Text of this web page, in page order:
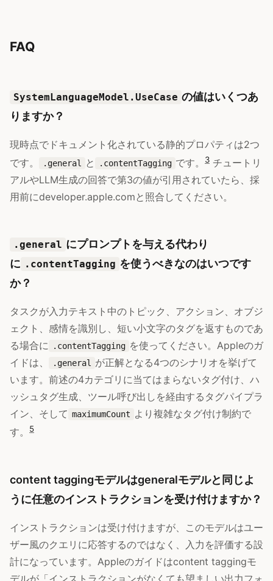
FAQ
SystemLanguageModel.UseCase の値はいくつあ
りますか？
現時点でドキュメント化されている静的プロパティは2つ
です。
.general と .contentTagging です。 3 チュートリ
アルやLLM生成の回答で第3の値が引用されていたら、採
用前にdeveloper.apple.comと照合してください。
.general にプロンプトを与える代わり
に .contentTagging を使うべきなのはいつです
か？
タスクが入力テキスト中のトピック、アクション、オブジ
ェクト、感情を識別し、短い小文字のタグを返すものであ
る場合に
.contentTagging を使ってください。Appleのガ
イドは、
.general が正解となる4つのシナリオを挙げて
います。前述の4カテゴリに当てはまらないタグ付け、ハ
ッシュタグ生成、ツール呼び出しを経由するタグパイプラ
イン、そして maximumCount より複雑なタグ付け制約で
す。
5
content taggingモデルはgeneralモデルと同じよ
うに任意のインストラクションを受け付けますか？
インストラクションは受け付けますが、このモデルはユー
ザー風のクエリに応答するのではなく、入力を評価する設
計になっています。Appleのガイドはcontent taggingモ
デルが「インストラクションがなくても望ましい出力フォ